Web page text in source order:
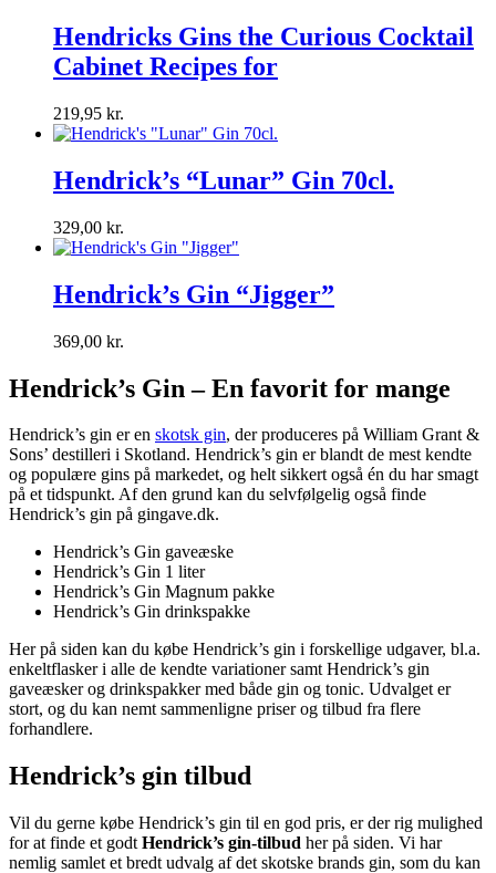
Hendricks Gins the Curious Cocktail
Cabinet Recipes for
219,95 kr.
Hendrick’s “Lunar” Gin 70cl.
329,00 kr.
Hendrick’s Gin “Jigger”
369,00 kr.
Hendrick’s Gin – En favorit for mange
Hendrick’s gin er en skotsk gin, der produceres på William Grant &
Sons’ destilleri i Skotland. Hendrick’s gin er blandt de mest kendte
og populære gins på markedet, og helt sikkert også én du har smagt
på et tidspunkt. Af den grund kan du selvfølgelig også finde
Hendrick’s gin på gingave.dk.
Hendrick’s Gin gaveæske
Hendrick’s Gin 1 liter
Hendrick’s Gin Magnum pakke
Hendrick’s Gin drinkspakke
Her på siden kan du købe Hendrick’s gin i forskellige udgaver, bl.a.
enkeltflasker i alle de kendte variationer samt Hendrick’s gin
gaveæsker og drinkspakker med både gin og tonic. Udvalget er
stort, og du kan nemt sammenligne priser og tilbud fra flere
forhandlere.
Hendrick’s gin tilbud
Vil du gerne købe Hendrick’s gin til en god pris, er der rig mulighed
for at finde et godt Hendrick’s gin-tilbud her på siden. Vi har
nemlig samlet et bredt udvalg af det skotske brands gin, som du kan